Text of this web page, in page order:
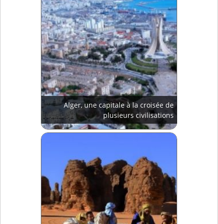
Alger, une capitale à la croisée de
plusieurs civilisations